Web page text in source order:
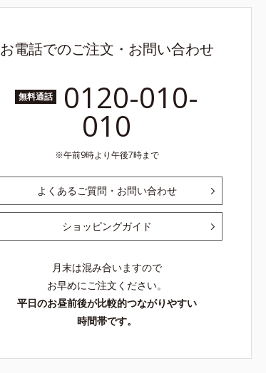
す。*1 過剰に生成されたメラニン *2 メラニン
お電話でのご注文・お問い合わせ
無料通話 0120-010-
010
午前9時より午後7時まで
よくあるご質問・お問い合わせ
ショッピングガイド
月末は混み合いますので
お早めにご注文ください。
平日のお昼前後が比較的つながりやすい
時間帯です。